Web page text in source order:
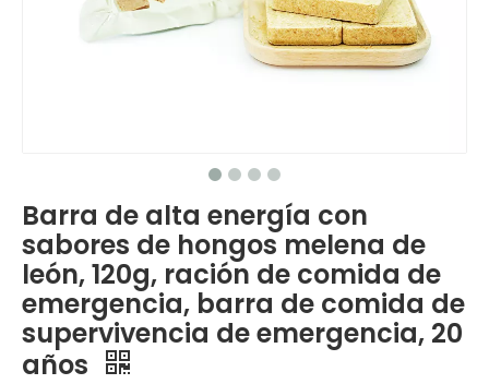
Barra de alta energía con
sabores de hongos melena de
león, 120g, ración de comida de
emergencia, barra de comida de
supervivencia de emergencia, 20
años